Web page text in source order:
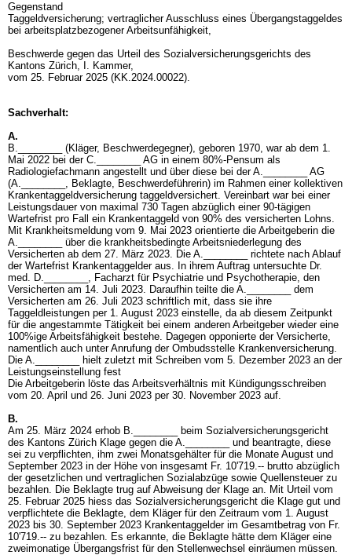
Gegenstand
Taggeldversicherung; vertraglicher Ausschluss eines Übergangstaggeldes
bei arbeitsplatzbezogener Arbeitsunfähigkeit,
Beschwerde gegen das Urteil des Sozialversicherungsgerichts des
Kantons Zürich, I. Kammer,
vom 25. Februar 2025 (KK.2024.00022).
Sachverhalt:
A.
B.________ (Kläger, Beschwerdegegner), geboren 1970, war ab dem 1.
Mai 2022 bei der C.________ AG in einem 80%-Pensum als
Radiologiefachmann angestellt und über diese bei der A.________ AG
(A.________, Beklagte, Beschwerdeführerin) im Rahmen einer kollektiven
Krankentaggeldversicherung taggeldversichert. Vereinbart war bei einer
Leistungsdauer von maximal 730 Tagen abzüglich einer 90-tägigen
Wartefrist pro Fall ein Krankentaggeld von 90% des versicherten Lohns.
Mit Krankheitsmeldung vom 9. Mai 2023 orientierte die Arbeitgeberin die
A.________ über die krankheitsbedingte Arbeitsniederlegung des
Versicherten ab dem 27. März 2023. Die A.________ richtete nach Ablauf
der Wartefrist Krankentaggelder aus. In ihrem Auftrag untersuchte Dr.
med. D.________, Facharzt für Psychiatrie und Psychotherapie, den
Versicherten am 14. Juli 2023. Daraufhin teilte die A.________ dem
Versicherten am 26. Juli 2023 schriftlich mit, dass sie ihre
Taggeldleistungen per 1. August 2023 einstelle, da ab diesem Zeitpunkt
für die angestammte Tätigkeit bei einem anderen Arbeitgeber wieder eine
100%ige Arbeitsfähigkeit bestehe. Dagegen opponierte der Versicherte,
namentlich auch unter Anrufung der Ombudsstelle Krankenversicherung.
Die A.________ hielt zuletzt mit Schreiben vom 5. Dezember 2023 an der
Leistungseinstellung fest
Die Arbeitgeberin löste das Arbeitsverhältnis mit Kündigungsschreiben
vom 20. April und 26. Juni 2023 per 30. November 2023 auf.
B.
Am 25. März 2024 erhob B.________ beim Sozialversicherungsgericht
des Kantons Zürich Klage gegen die A.________ und beantragte, diese
sei zu verpflichten, ihm zwei Monatsgehälter für die Monate August und
September 2023 in der Höhe von insgesamt Fr. 10'719.-- brutto abzüglich
der gesetzlichen und vertraglichen Sozialabzüge sowie Quellensteuer zu
bezahlen. Die Beklagte trug auf Abweisung der Klage an. Mit Urteil vom
25. Februar 2025 hiess das Sozialversicherungsgericht die Klage gut und
verpflichtete die Beklagte, dem Kläger für den Zeitraum vom 1. August
2023 bis 30. September 2023 Krankentaggelder im Gesamtbetrag von Fr.
10'719.-- zu bezahlen. Es erkannte, die Beklagte hätte dem Kläger eine
zweimonatige Übergangsfrist für den Stellenwechsel einräumen müssen.